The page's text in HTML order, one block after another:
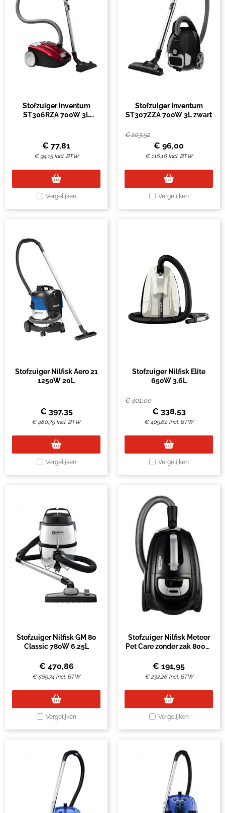
Stofzuiger Inventum
ST306RZA 700W 3L
€ 77,81
€ 94,15 Incl. BTW
Vergelijken
Stofzuiger Inventum
ST307ZZA 700W 3L zwart
€103,52
€ 96,00
€116,16 Incl. BTW
Vergelijken
Stofzuiger Nilfisk Aero 21
1250W 20L
€ 397,35
€480,79 Incl. BTW
Vergelijken
Stofzuiger Nilfisk Elite
650W 3.6L
€401,00
€ 338,53
€409,62 Incl. BTW
Vergelijken
Stofzuiger Nilfisk GM 80
Classic 780W 6.25L
€ 470,86
€ 569,74 Incl. BTW
Vergelijken
Stofzuiger Nilfisk Meteor
Pet Care zonder zak 800W
€ 191,95
€232,26 Incl. BTW
Vergelijken